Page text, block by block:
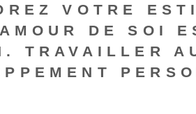
VOTRE
DE SOI
TRAVAILLER